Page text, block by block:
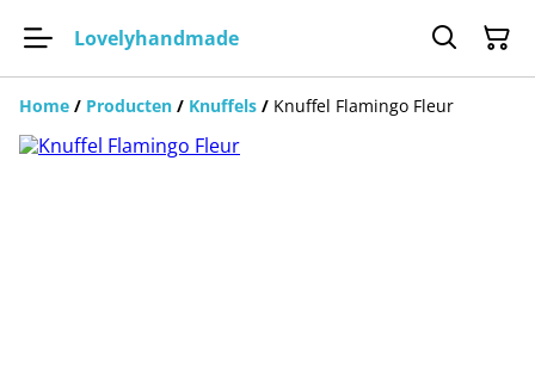
Lovelyhandmade
Home / Producten / Knuffels / Knuffel Flamingo Fleur